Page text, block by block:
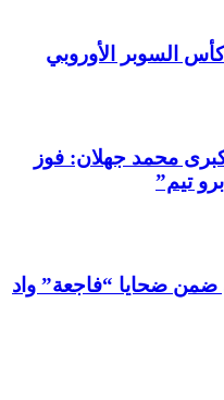
السوبر الأوروبي
الجائزة الكبرى محمد جهلان: فوز
تيم”
ضمن ضحايا “فاجعة” واد